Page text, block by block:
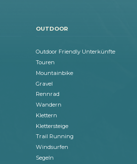
OUTDOOR
Outdoor Friendly Unterkünfte
Touren
Mountainbike
Gravel
Rennrad
Wandern
Klettern
Klettersteige
Trail Running
Windsurfen
Segeln